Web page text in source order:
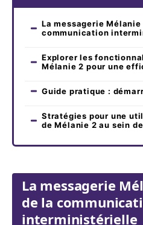
La messagerie
communication
Explorer les
Mélanie 2 pour une
Guide pratique :
Stratégies pour une
de Mélanie 2 au sein
La messagerie
de la
interministérielle